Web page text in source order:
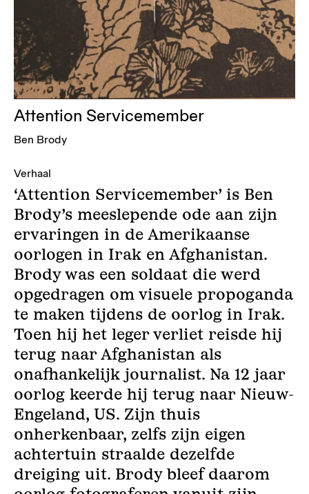
Attention Servicemember
Ben Brody
Verhaal
‘Attention Servicemember’ is Ben
Brody’s meeslepende ode aan zijn
ervaringen in de Amerikaanse
oorlogen in Irak en Afghanistan.
Brody was een soldaat die werd
opgedragen om visuele propoganda
te maken tijdens de oorlog in Irak.
Toen hij het leger verliet reisde hij
terug naar Afghanistan als
onafhankelijk journalist. Na 12 jaar
oorlog keerde hij terug naar Nieuw-
Engeland, US. Zijn thuis
onherkenbaar, zelfs zijn eigen
achtertuin straalde dezelfde
dreiging uit. Brody bleef daarom